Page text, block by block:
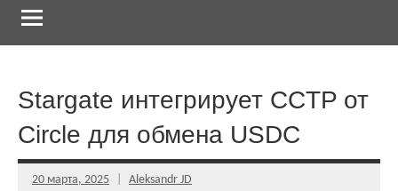
Stargate интегрирует CCTP от
Circle для обмена USDC
20 марта, 2025 Aleksandr JD